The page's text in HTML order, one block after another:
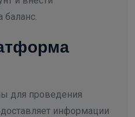
для проведения
информации